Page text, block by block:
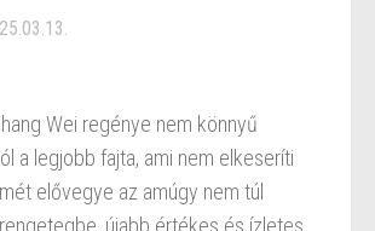
Wei regénye nem könnyű
a legjobb fajta, ami nem elkeseríti
elővegye az amúgy nem túl
újabb értékes és ízletes